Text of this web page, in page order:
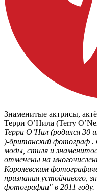
Знаменитые актрисы,
Терри О’Нила (Terry
Терри О’Нил (родился 30
)-британский фотограф .
моды, стиля и
отмечены на
Королевским
признания устойчивого,
фотографии" в 2011 году.